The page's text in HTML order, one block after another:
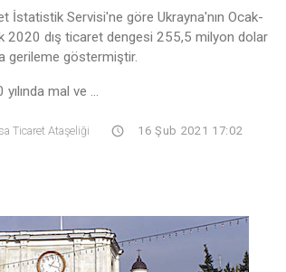
İstatistik Servisi'ne göre Ukrayna'nın Ocak-
2020 dış ticaret dengesi 255,5 milyon dolar
gerileme göstermiştir.
mal ve ...
Ticaret Ataşeliği 16 Şub 2021 17:02